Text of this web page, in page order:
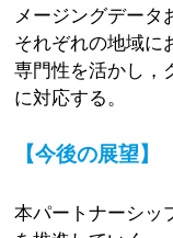
メージングデータ
それぞれの地域に
専門性を活かし，
に対応する。
【今後の展望】
本パートナーシッ